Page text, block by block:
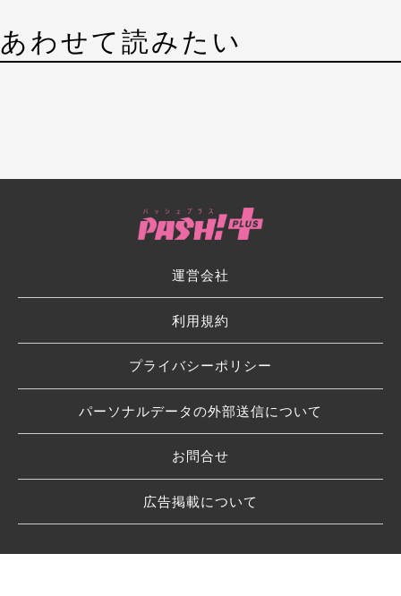
あわせて読みたい
運営会社
利用規約
プライバシーポリシー
パーソナルデータの外部送信について
お問合せ
広告掲載について